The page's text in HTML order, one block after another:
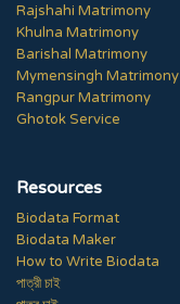
Rajshahi Matrimony
Khulna Matrimony
Barishal Matrimony
Mymensingh Matrimony
Rangpur Matrimony
Ghotok Service
Resources
Biodata Format
Biodata Maker
How to Write Biodata
পাত্রী চাই